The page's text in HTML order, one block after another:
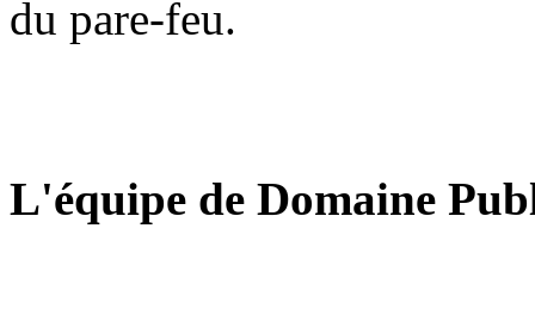
du pare-feu.
L'équipe de Domaine